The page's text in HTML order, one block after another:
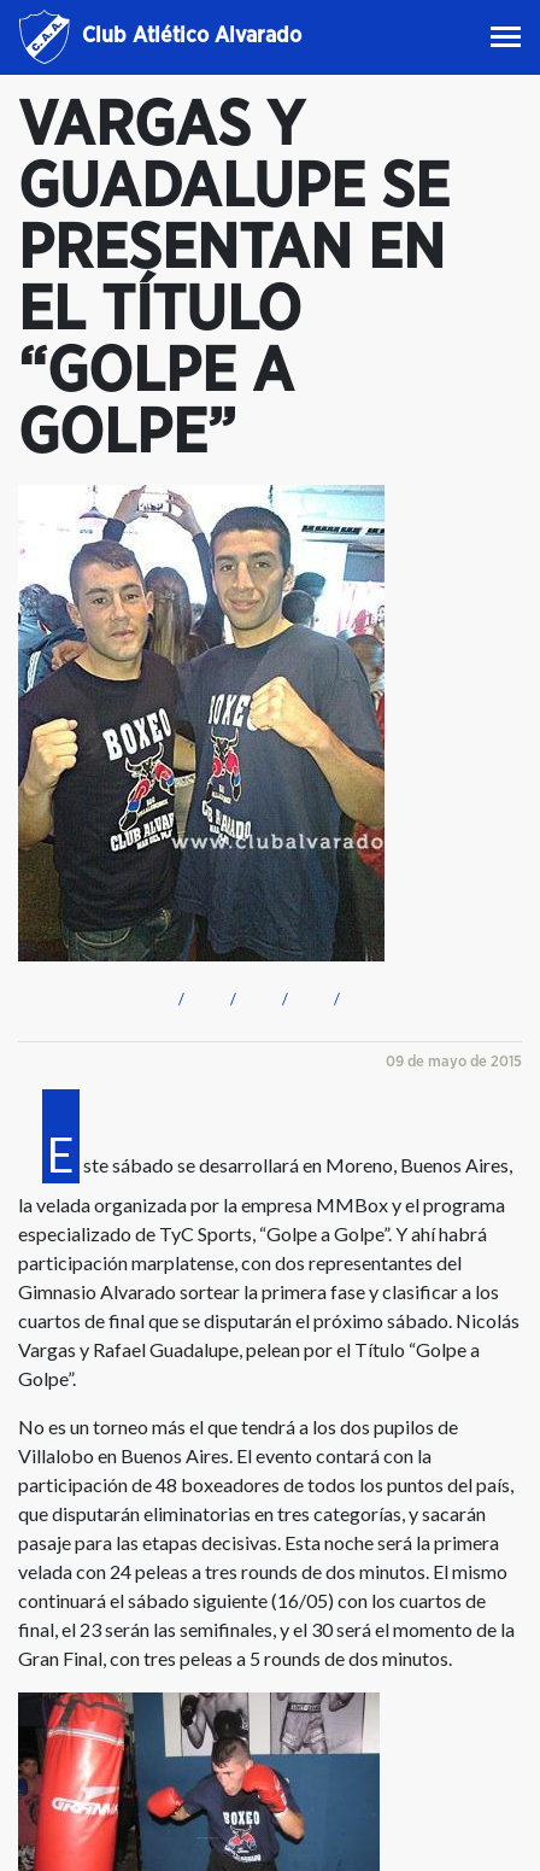
Club Atlético Alvarado
VARGAS Y
GUADALUPE SE
PRESENTAN EN
EL TÍTULO
“GOLPE A
GOLPE”
09 de mayo de 2015
E ste sábado se desarrollará en Moreno, Buenos Aires,
la velada organizada por la empresa MMBox y el programa
especializado de TyC Sports, “Golpe a Golpe”. Y ahí habrá
participación marplatense, con dos representantes del
Gimnasio Alvarado sortear la primera fase y clasificar a los
cuartos de final que se disputarán el próximo sábado. Nicolás
Vargas y Rafael Guadalupe, pelean por el Título “Golpe a
Golpe”.
No es un torneo más el que tendrá a los dos pupilos de
Villalobo en Buenos Aires. El evento contará con la
participación de 48 boxeadores de todos los puntos del país,
que disputarán eliminatorias en tres categorías, y sacarán
pasaje para las etapas decisivas. Esta noche será la primera
velada con 24 peleas a tres rounds de dos minutos. El mismo
continuará el sábado siguiente (16/05) con los cuartos de
final, el 23 serán las semifinales, y el 30 será el momento de la
Gran Final, con tres peleas a 5 rounds de dos minutos.